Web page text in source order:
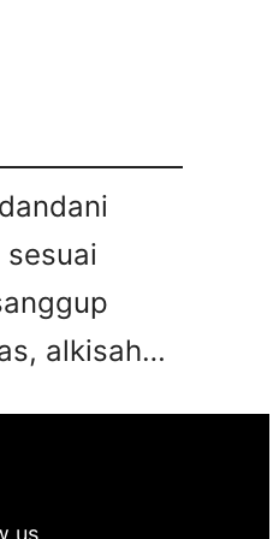
alkisah…
us